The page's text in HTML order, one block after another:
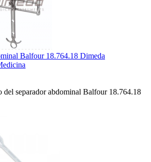
Balfour 18.764.18 Dimeda
del separador abdominal Balfour 18.764.18